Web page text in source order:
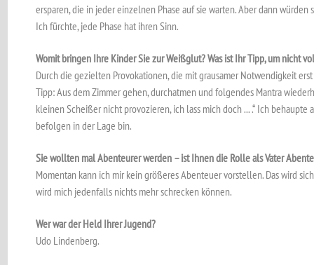
ersparen, die in jeder einzelnen Phase auf sie warten. Aber dann
Ich fürchte, jede Phase hat ihren Sinn.
Womit bringen Ihre Kinder Sie zur Weißglut? Was ist Ihr Tipp, um nicht
Durch die gezielten Provokationen, die mit grausamer Notwendigkeit
Tipp: Aus dem Zimmer gehen, durchatmen und folgendes Mantra
kleinen Scheißer nicht provozieren, ich lass mich doch ... .“ Ich behaupte
befolgen in der Lage bin.
Sie wollten mal Abenteurer werden – ist Ihnen die Rolle als Vater
Momentan kann ich mir kein größeres Abenteuer vorstellen. Das wird
wird mich jedenfalls nichts mehr schrecken können.
Wer war der Held Ihrer Jugend?
Udo Lindenberg.